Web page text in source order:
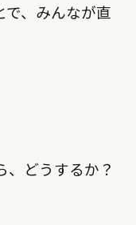
で、みんなが直
どうするか？